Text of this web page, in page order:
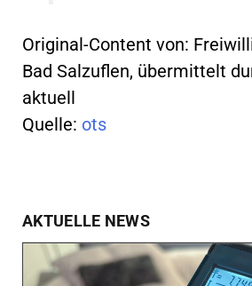
Original-Content von:
Bad Salzuflen, übermittelt
aktuell
Quelle: ots
AKTUELLE NEWS